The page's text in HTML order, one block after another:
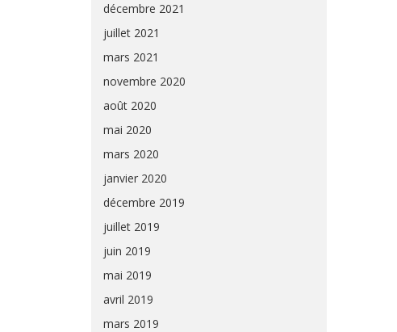
décembre 2021
juillet 2021
mars 2021
novembre 2020
août 2020
mai 2020
mars 2020
janvier 2020
décembre 2019
juillet 2019
juin 2019
mai 2019
avril 2019
mars 2019